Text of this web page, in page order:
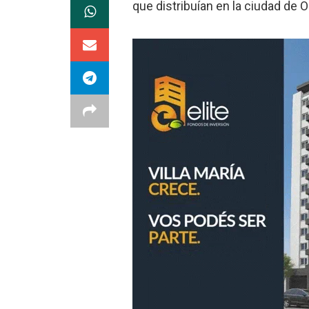
que distribuían en la ciudad de